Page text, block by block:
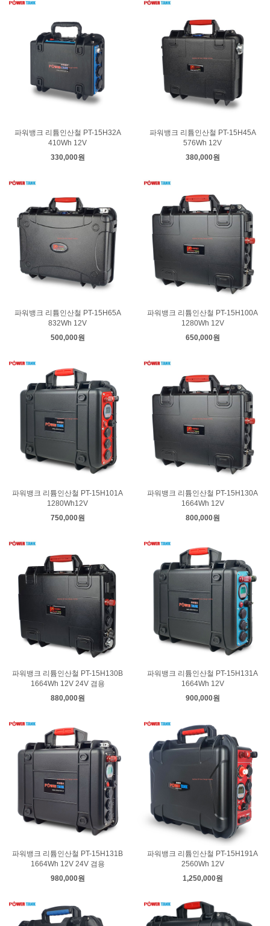
파워뱅크 리튬인산철 PT-15H32A
410Wh 12V
330,000원
파워뱅크 리튬인산철 PT-15H45A
576Wh 12V
380,000원
파워뱅크 리튬인산철 PT-15H65A
832Wh 12V
500,000원
파워뱅크 리튬인산철 PT-15H100A
1280Wh 12V
650,000원
파워뱅크 리튬인산철 PT-15H101A
1280Wh12V
750,000원
파워뱅크 리튬인산철 PT-15H130A
1664Wh 12V
800,000원
파워뱅크 리튬인산철 PT-15H130B
1664Wh 12V 24V 겸용
880,000원
파워뱅크 리튬인산철 PT-15H131A
1664Wh 12V
900,000원
파워뱅크 리튬인산철 PT-15H131B
1664Wh 12V 24V 겸용
980,000원
파워뱅크 리튬인산철 PT-15H191A
2560Wh 12V
1,250,000원